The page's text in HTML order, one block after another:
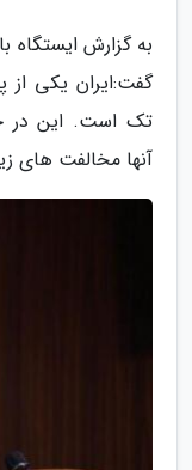
به گزارش ایستگاه
گفت:ایران یکی از
تک است. این در
آنها مخالفت های